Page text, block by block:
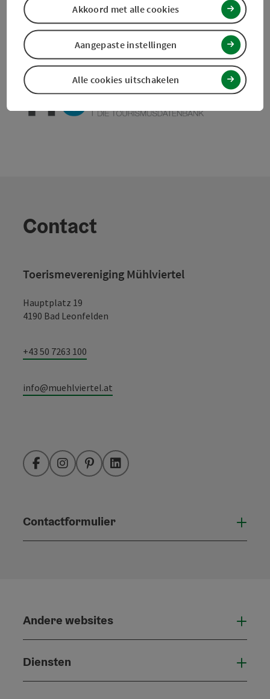
Naar favorieten In de buurt
powered by TOURDATA Doe een suggestie
Contact
Toerismevereniging Mühlviertel
Hauptplatz 19
4190 Bad Leonfelden
+43 50 7263 100
info@muehlviertel.at
FacebookInstagramPinterestLinkedIn
Contactformulier
Andere websites
Diensten
Alle cookies uitschakelen
Aangepaste instellingen
Akkoord met alle cookies